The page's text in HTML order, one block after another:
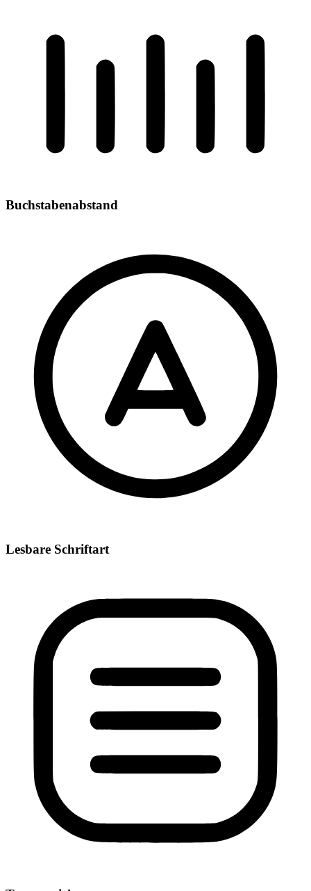
Buchstabenabstand
Lesbare Schriftart